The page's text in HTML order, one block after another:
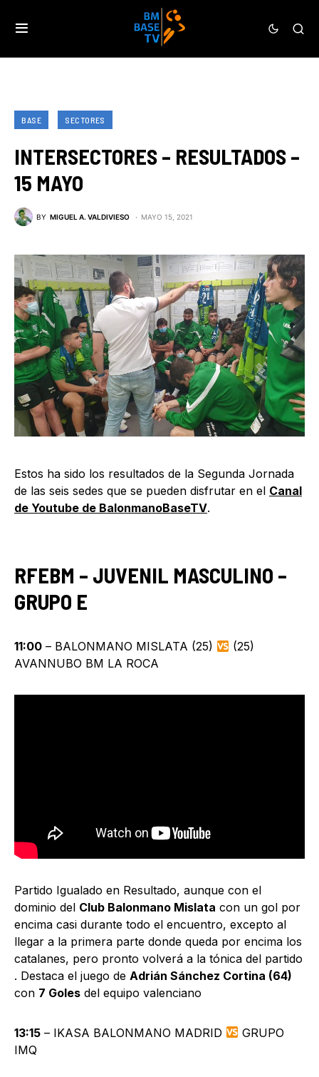
BASE SECTORES
INTERSECTORES – RESULTADOS –
15 MAYO
BY MIGUEL A. VALDIVIESO MAYO 15, 2021
Estos ha sido los resultados de la Segunda Jornada
de las seis sedes que se pueden disfrutar en el Canal
de Youtube de BalonmanoBaseTV.
RFEBM – JUVENIL MASCULINO –
GRUPO E
11:00 – BALONMANO MISLATA (25)
(25)
AVANNUBO BM LA ROCA
Partido Igualado en Resultado, aunque con el
dominio del Club Balonmano Mislata con un gol por
encima casi durante todo el encuentro, excepto al
llegar a la primera parte donde queda por encima los
catalanes, pero pronto volverá a la tónica del partido
. Destaca el juego de Adrián Sánchez Cortina (64)
con 7 Goles del equipo valenciano
13:15 – IKASA BALONMANO MADRID
GRUPO
IMQ